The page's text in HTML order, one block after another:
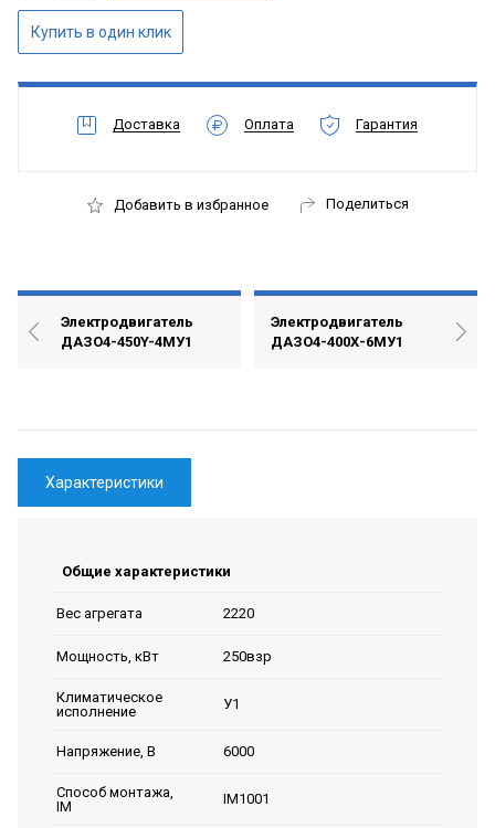
Доставка Оплата Гарантия
Добавить в избранное Поделиться
Электродвигатель
ДАЗО4-450Y-4МУ1
Электродвигатель
ДАЗО4-400Х-6МУ1
Характеристики
Общие характеристики
Вес агрегата 2220
Мощность, кВт 250взр
Климатическое
исполнение
У1
Напряжение, В 6000
Способ монтажа,
IM
IM1001